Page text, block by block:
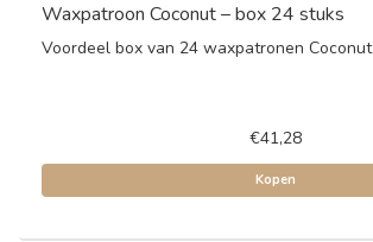
Waxpatroon Coconut – box 24 stuks
Voordeel box van 24 waxpatronen Coconut
€41,28
Kopen